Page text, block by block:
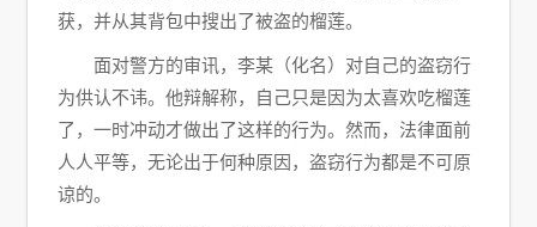
获，并从其背包中搜出了被盗的榴莲。
面对警方的审讯，李某（化名）对自己的盗窃行
为供认不讳。他辩解称，自己只是因为太喜欢吃榴莲
了，一时冲动才做出了这样的行为。然而，法律面前
人人平等，无论出于何种原因，盗窃行为都是不可原
谅的。